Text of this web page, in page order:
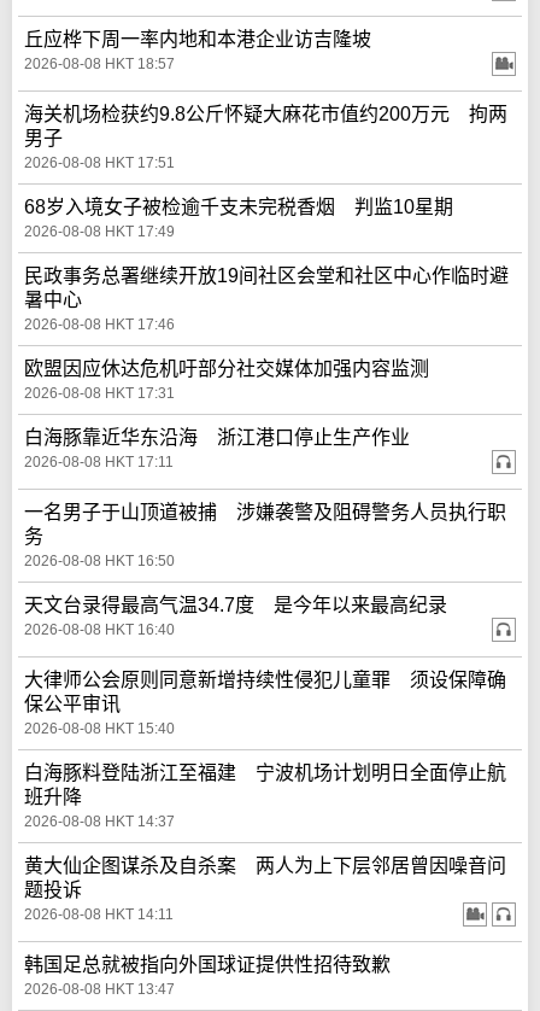
丘应桦下周一率内地和本港企业访吉隆坡
2026-08-08 HKT 18:57
海关机场检获约9.8公斤怀疑大麻花市值约200万元 拘两
男子
2026-08-08 HKT 17:51
68岁入境女子被检逾千支未完税香烟 判监10星期
2026-08-08 HKT 17:49
民政事务总署继续开放19间社区会堂和社区中心作临时避
暑中心
2026-08-08 HKT 17:46
欧盟因应休达危机吁部分社交媒体加强内容监测
2026-08-08 HKT 17:31
白海豚靠近华东沿海 浙江港口停止生产作业
2026-08-08 HKT 17:11
一名男子于山顶道被捕 涉嫌袭警及阻碍警务人员执行职
务
2026-08-08 HKT 16:50
天文台录得最高气温34.7度 是今年以来最高纪录
2026-08-08 HKT 16:40
大律师公会原则同意新增持续性侵犯儿童罪 须设保障确
保公平审讯
2026-08-08 HKT 15:40
白海豚料登陆浙江至福建 宁波机场计划明日全面停止航
班升降
2026-08-08 HKT 14:37
黄大仙企图谋杀及自杀案 两人为上下层邻居曾因噪音问
题投诉
2026-08-08 HKT 14:11
韩国足总就被指向外国球证提供性招待致歉
2026-08-08 HKT 13:47